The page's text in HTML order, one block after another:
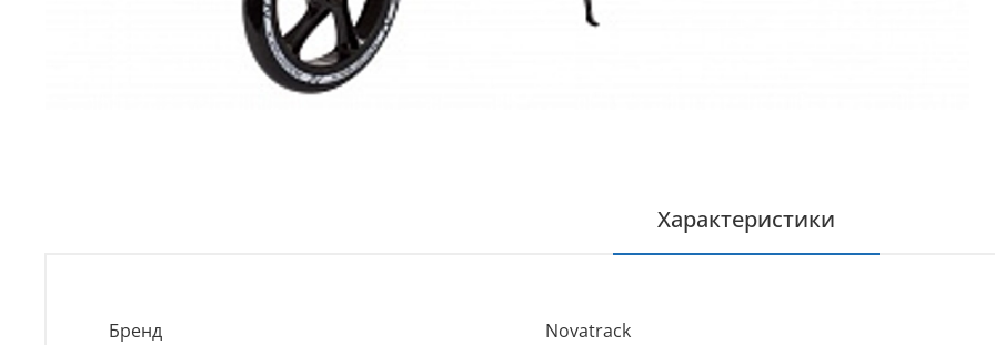
Характеристики
Бренд
Novatrack